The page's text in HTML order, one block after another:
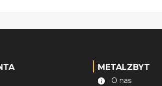
METALZBYT
O nas